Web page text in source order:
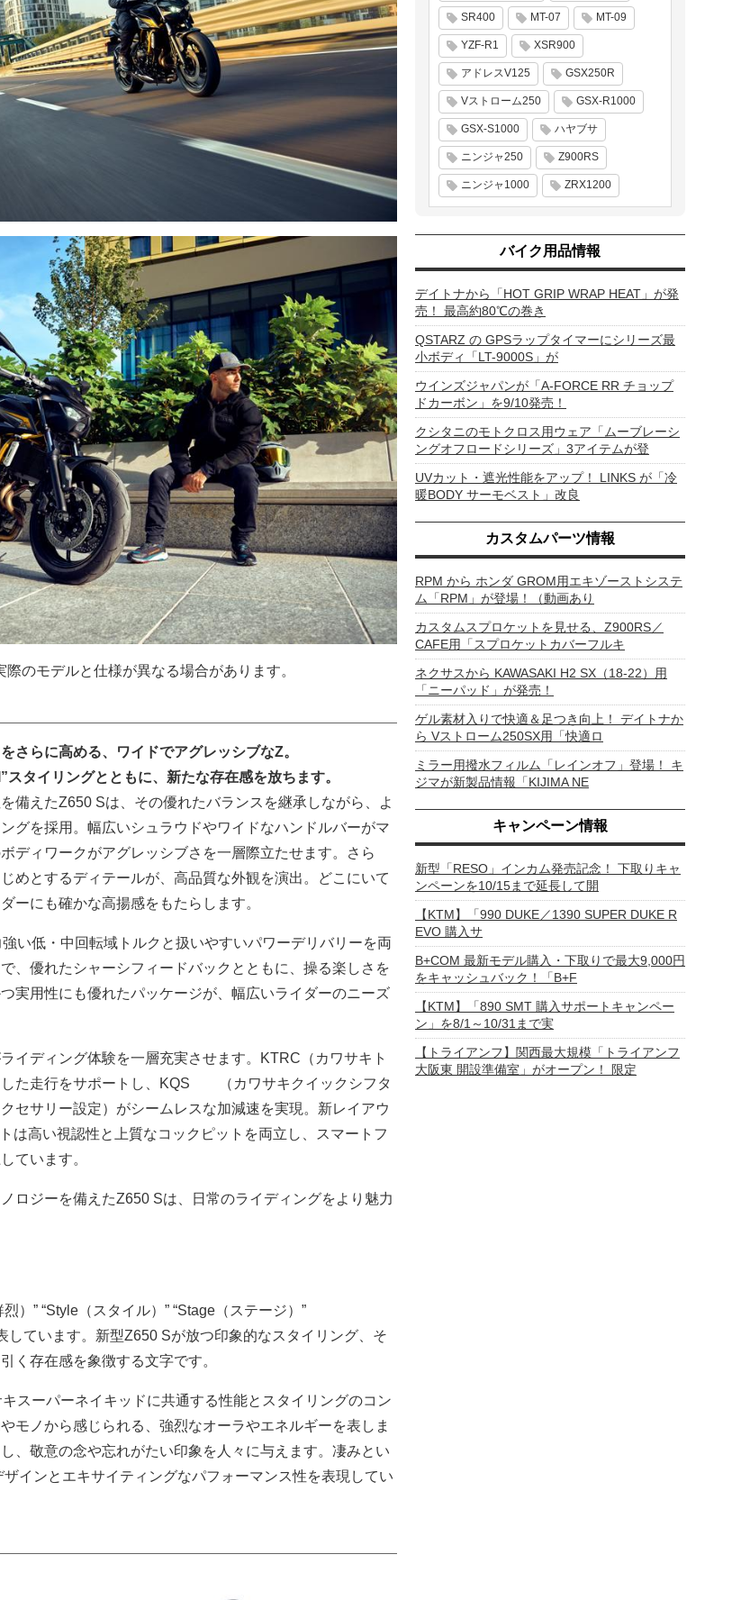
のモデルと仕様が異なる場合があります。
さらに高める、ワイドでアグレッシブなZ。
タイリングとともに、新たな存在感を放ちます。
備えたZ650 Sは、その優れたバランスを継承しながら、よ
グを採用。幅広いシュラウドやワイドなハンドルバーがマ
ディワークがアグレッシブさを一層際立たせます。さら
めとするディテールが、高品質な外観を演出。どこにいて
にも確かな高揚感をもたらします。
い低・中回転域トルクと扱いやすいパワーデリバリーを両
、優れたシャーシフィードバックとともに、操る楽しさを
実用性にも優れたパッケージが、幅広いライダーのニーズ
イディング体験を一層充実させます。KTRC（カワサキト
した走行をサポートし、KQS （カワサキクイックシフタ
セサリー設定）がシームレスな加減速を実現。新レイアウ
は高い視認性と上質なコックピットを両立し、スマートフ
ています。
ロジーを備えたZ650 Sは、日常のライディングをより魅力
）” “Style（スタイル）” “Stage（ステージ）”
しています。新型Z650 Sが放つ印象的なスタイリング、そ
く存在感を象徴する文字です。
スーパーネイキッドに共通する性能とスタイリングのコン
モノから感じられる、強烈なオーラやエネルギーを表しま
、敬意の念や忘れがたい印象を人々に与えます。凄みとい
インとエキサイティングなパフォーマンス性を表現してい
SR400 MT-07 MT-09
YZF-R1 XSR900
アドレスV125 GSX250R
Vストローム250 GSX-R1000
GSX-S1000 ハヤブサ
ニンジャ250 Z900RS
ニンジャ1000 ZRX1200
バイク用品情報
デイトナから「HOT GRIP WRAP HEAT」が発
売！ 最高約80℃の巻き
QSTARZ の GPSラップタイマーにシリーズ最
小ボディ「LT-9000S」が
ウインズジャパンが「A-FORCE RR チョップ
ドカーボン」を9/10発売！
クシタニのモトクロス用ウェア「ムーブレーシ
ングオフロードシリーズ」3アイテムが登
UVカット・遮光性能をアップ！ LINKS が「冷
暖BODY サーモベスト」改良
カスタムパーツ情報
RPM から ホンダ GROM用エキゾーストシステ
ム「RPM」が登場！（動画あり
カスタムスプロケットを見せる、Z900RS／
CAFE用「スプロケットカバーフルキ
ネクサスから KAWASAKI H2 SX（18-22）用
「ニーパッド」が発売！
ゲル素材入りで快適＆足つき向上！ デイトナか
ら Vストローム250SX用「快適ロ
ミラー用撥水フィルム「レインオフ」登場！ キ
ジマが新製品情報「KIJIMA NE
キャンペーン情報
新型「RESO」インカム発売記念！ 下取りキャ
ンペーンを10/15まで延長して開
【KTM】「990 DUKE／1390 SUPER DUKE R
EVO 購入サ
B+COM 最新モデル購入・下取りで最大9,000円
をキャッシュバック！「B+F
【KTM】「890 SMT 購入サポートキャンペー
ン」を8/1～10/31まで実
【トライアンフ】関西最大規模「トライアンフ
大阪東 開設準備室」がオープン！ 限定